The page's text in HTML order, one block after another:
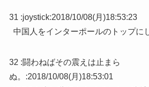
31 :joystick:2018/10/08(月)18:53:23
中国人をインターポールのトップに
32 :闘わねばその震えは止まら
ぬ。 :2018/10/08(月)18:53:01